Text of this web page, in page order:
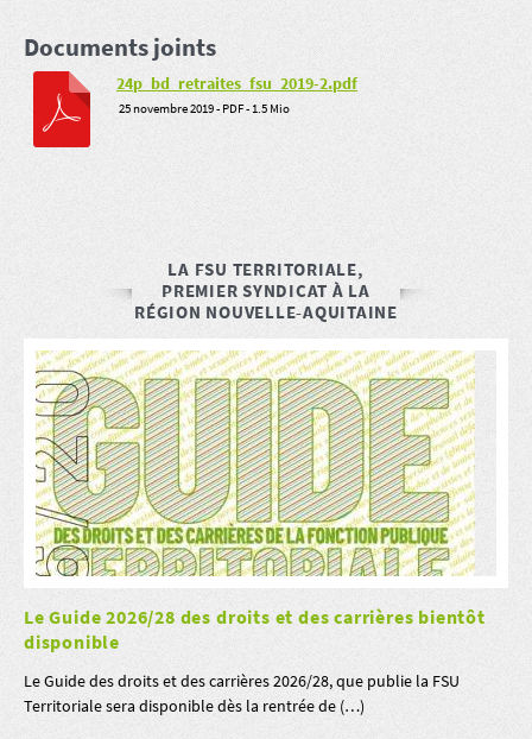
Documents joints
24p_bd_retraites_fsu_2019-2.pdf
25 novembre 2019- PDF-1.5 Mio
LA FSU TERRITORIALE,
PREMIER SYNDICAT À LA
RÉGION NOUVELLE-AQUITAINE
Le Guide 2026/28 des droits et des carrières bientôt
disponible
Le Guide des droits et des carrières 2026/28, que publie la FSU
Territoriale sera disponible dès la rentrée de (…)